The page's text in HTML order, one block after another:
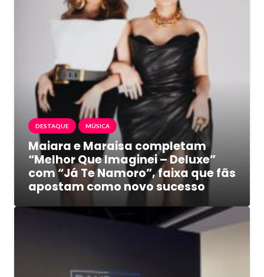
DESTAQUE MÚSICA
Maiara e Maraisa completam
“Melhor Que Imaginei – Deluxe”
com “Já Te Namoro”, faixa que fãs
apostam como novo sucesso